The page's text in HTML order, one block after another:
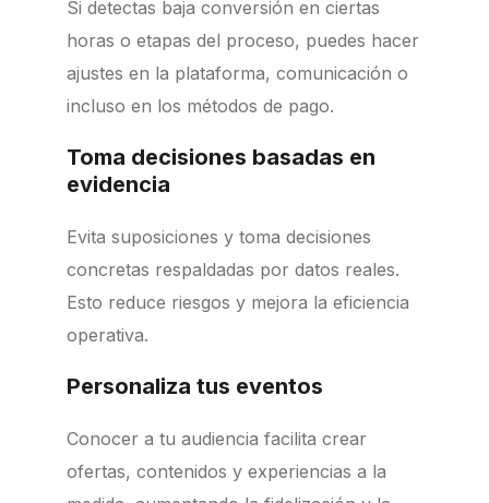
Si detectas baja conversión en ciertas
horas o etapas del proceso, puedes hacer
ajustes en la plataforma, comunicación o
incluso en los métodos de pago.
Toma decisiones basadas en
evidencia
Evita suposiciones y toma decisiones
concretas respaldadas por datos reales.
Esto reduce riesgos y mejora la eficiencia
operativa.
Personaliza tus eventos
Conocer a tu audiencia facilita crear
ofertas, contenidos y experiencias a la